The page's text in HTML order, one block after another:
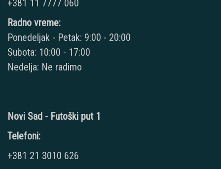
+381 11 7777 060
Radno vreme:
Ponedeljak - Petak: 9:00 - 20:00
Subota: 10:00 - 17:00
Nedelja: Ne radimo
Novi Sad - Futoški put 1
Telefoni:
+381 21 3010 626